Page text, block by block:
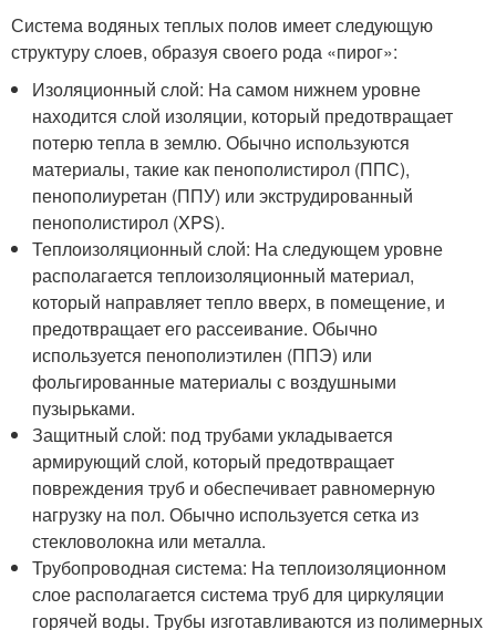
Система водяных теплых полов имеет следующую
структуру слоев, образуя своего рода «пирог»:
Изоляционный слой: На самом нижнем уровне
находится слой изоляции, который предотвращает
потерю тепла в землю. Обычно используются
материалы, такие как пенополистирол (ППС),
пенополиуретан (ППУ) или экструдированный
пенополистирол (XPS).
Теплоизоляционный слой: На следующем уровне
располагается теплоизоляционный материал,
который направляет тепло вверх, в помещение, и
предотвращает его рассеивание. Обычно
используется пенополиэтилен (ППЭ) или
фольгированные материалы с воздушными
пузырьками.
Защитный слой: под трубами укладывается
армирующий слой, который предотвращает
повреждения труб и обеспечивает равномерную
нагрузку на пол. Обычно используется сетка из
стекловолокна или металла.
Трубопроводная система: На теплоизоляционном
слое располагается система труб для циркуляции
горячей воды. Трубы изготавливаются из полимерных